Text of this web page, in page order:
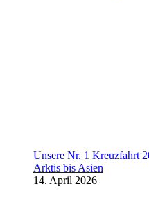
Unsere Nr. 1 Kreuzfahrt
Arktis bis Asien
14. April 2026